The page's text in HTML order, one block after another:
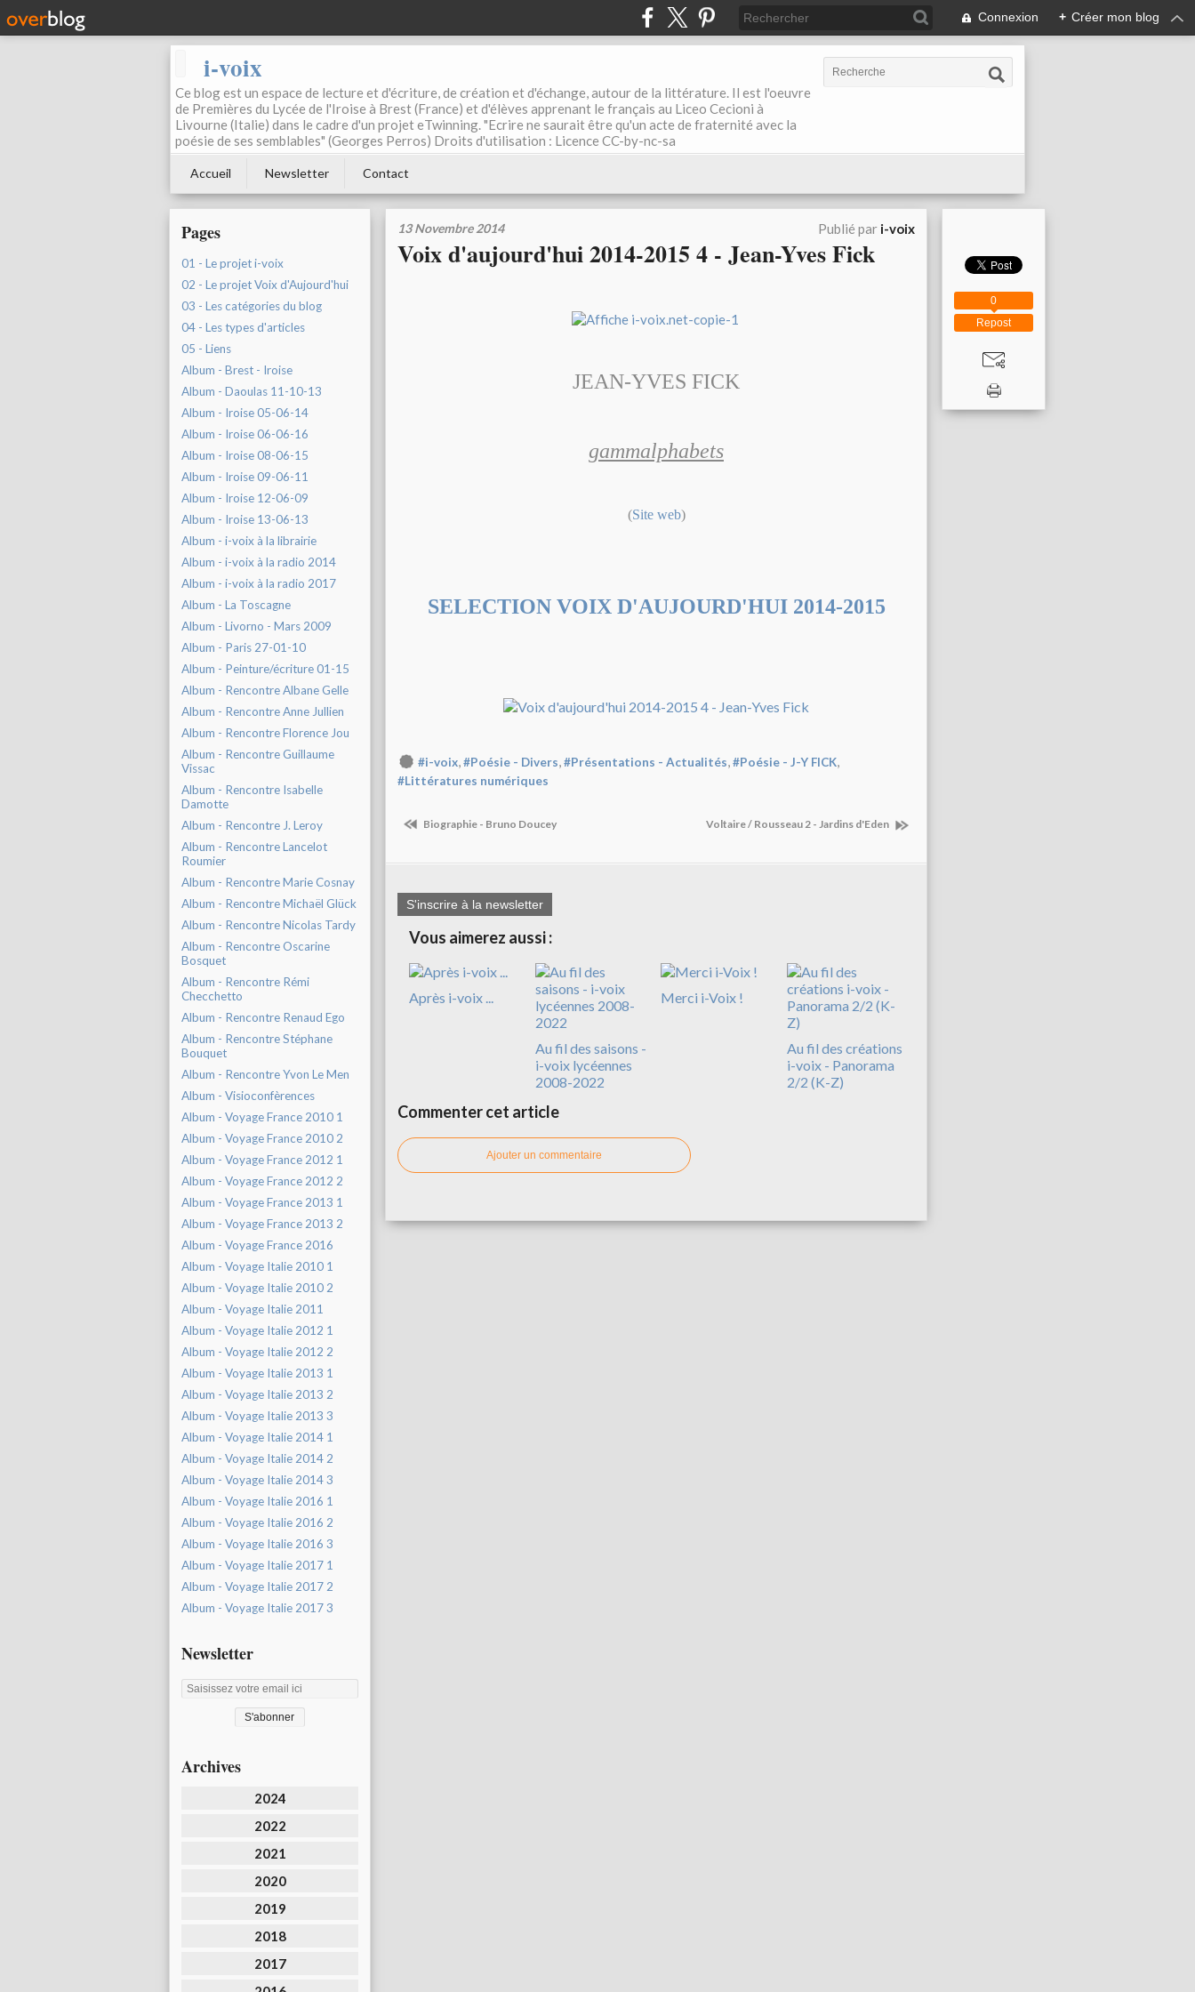
Connexion + Créer mon blog
i-voix
Ce blog est un espace de lecture et d'écriture, de création et d'échange, autour de la littérature. Il est l'oeuvre
de Premières du Lycée de l'Iroise à Brest (France) et d'élèves apprenant le français au Liceo Cecioni à
Livourne (Italie) dans le cadre d'un projet eTwinning. "Ecrire ne saurait être qu'un acte de fraternité avec la
poésie de ses semblables" (Georges Perros) Droits d'utilisation : Licence CC-by-nc-sa
Accueil Newsletter Contact
Pages
01 - Le projet i-voix
02 - Le projet Voix d'Aujourd'hui
03 - Les catégories du blog
04 - Les types d'articles
05 - Liens
Album - Brest - Iroise
Album - Daoulas 11-10-13
Album - Iroise 05-06-14
Album - Iroise 06-06-16
Album - Iroise 08-06-15
Album - Iroise 09-06-11
Album - Iroise 12-06-09
Album - Iroise 13-06-13
Album - i-voix à la librairie
Album - i-voix à la radio 2014
Album - i-voix à la radio 2017
Album - La Toscagne
Album - Livorno - Mars 2009
Album - Paris 27-01-10
Album - Peinture/écriture 01-15
Album - Rencontre Albane Gelle
Album - Rencontre Anne Jullien
Album - Rencontre Florence Jou
Album - Rencontre Guillaume
Vissac
Album - Rencontre Isabelle
Damotte
Album - Rencontre J. Leroy
Album - Rencontre Lancelot
Roumier
Album - Rencontre Marie Cosnay
Album - Rencontre Michaël Glück
Album - Rencontre Nicolas Tardy
Album - Rencontre Oscarine
Bosquet
Album - Rencontre Rémi
Checchetto
Album - Rencontre Renaud Ego
Album - Rencontre Stéphane
Bouquet
Album - Rencontre Yvon Le Men
Album - Visioconfèrences
Album - Voyage France 2010 1
Album - Voyage France 2010 2
Album - Voyage France 2012 1
Album - Voyage France 2012 2
Album - Voyage France 2013 1
Album - Voyage France 2013 2
Album - Voyage France 2016
Album - Voyage Italie 2010 1
Album - Voyage Italie 2010 2
Album - Voyage Italie 2011
Album - Voyage Italie 2012 1
Album - Voyage Italie 2012 2
Album - Voyage Italie 2013 1
Album - Voyage Italie 2013 2
Album - Voyage Italie 2013 3
Album - Voyage Italie 2014 1
Album - Voyage Italie 2014 2
Album - Voyage Italie 2014 3
Album - Voyage Italie 2016 1
Album - Voyage Italie 2016 2
Album - Voyage Italie 2016 3
Album - Voyage Italie 2017 1
Album - Voyage Italie 2017 2
Album - Voyage Italie 2017 3
Newsletter
Archives
2024
2022
2021
2020
2019
2018
2017
13 Novembre 2014 Publié par i-voix
Voix d'aujourd'hui 2014-2015 4 - Jean-Yves Fick
JEAN-YVES FICK
gammalphabets
(Site web)
SELECTION VOIX D'AUJOURD'HUI 2014-2015
#i-voix,#Poésie - Divers,#Présentations - Actualités,#Poésie - J-Y FICK,
#Littératures numériques
Biographie - Bruno Doucey Voltaire / Rousseau 2 - Jardins d'Eden
S'inscrire à la newsletter
Vous aimerez aussi :
Après i-voix ...
Au fil des saisons -
i-voix lycéennes
2008-2022
Merci i-Voix !
Au fil des créations
i-voix - Panorama
2/2 (K-Z)
Commenter cet article
Ajouter un commentaire
Repost
0